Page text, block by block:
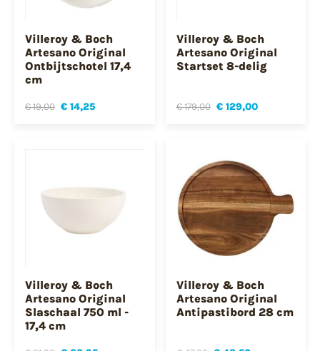
Villeroy & Boch
Artesano Original
Ontbijtschotel 17,4
cm
€ 19,00 € 14,25
Villeroy & Boch
Artesano Original
Startset 8-delig
€ 179,00 € 129,00
Villeroy & Boch
Artesano Original
Slaschaal 750 ml -
17,4 cm
Villeroy & Boch
Artesano Original
Antipastibord 28 cm